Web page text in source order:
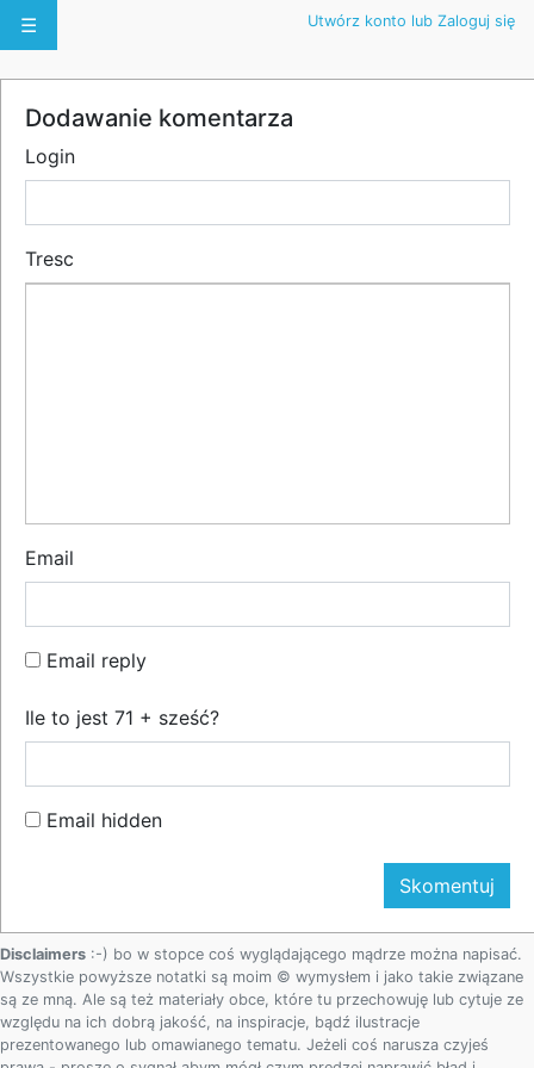
☰ Utwórz konto lub Zaloguj się
Dodawanie komentarza
Login
Tresc
Email
Email reply
Ile to jest 71 + sześć?
Email hidden
Disclaimers :-) bo w stopce coś wyglądającego mądrze można napisać.
Wszystkie powyższe notatki są moim © wymysłem i jako takie związane
są ze mną. Ale są też materiały obce, które tu przechowuję lub cytuje ze
względu na ich dobrą jakość, na inspiracje, bądź ilustracje
prezentowanego lub omawianego tematu. Jeżeli coś narusza czyjeś